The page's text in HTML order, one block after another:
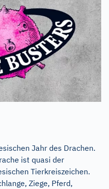
Jahr des Drachen.
ist quasi der
Tierkreiszeichen.
Ziege, Pferd,